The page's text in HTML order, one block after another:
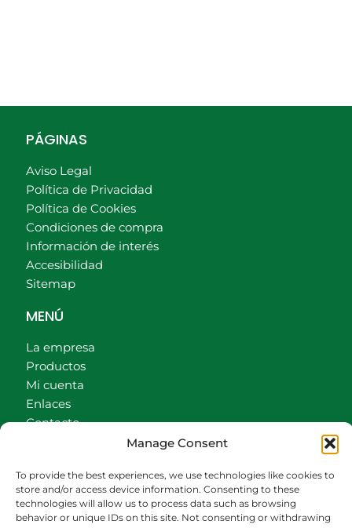
Manage Consent
To provide the best experiences, we use technologies like cookies to
store and/or access device information. Consenting to these
technologies will allow us to process data such as browsing
behavior or unique IDs on this site. Not consenting or withdrawing
PÁGINAS
Aviso Legal
Política de Privacidad
Política de Cookies
Condiciones de compra
Información de interés
Accesibilidad
Sitemap
MENÚ
La empresa
Productos
Mi cuenta
Enlaces
Contacto
CONTACTO
942540013